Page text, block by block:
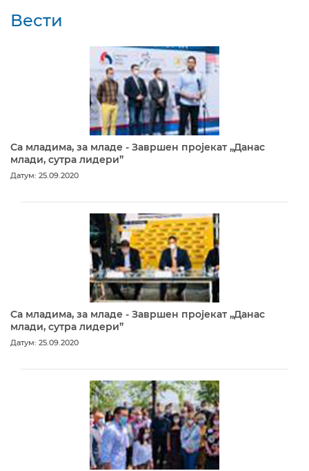
Вести
Са младима, за младе - Завршен пројекат „Данас
млади, сутра лидери”
Датум: 25.09.2020
Са младима, за младе - Завршен пројекат „Данас
млади, сутра лидери”
Датум: 25.09.2020